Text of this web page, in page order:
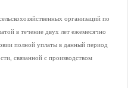
организаций по
в течение двух лет ежемесячно
полной уплаты в данный период
связанной с производством